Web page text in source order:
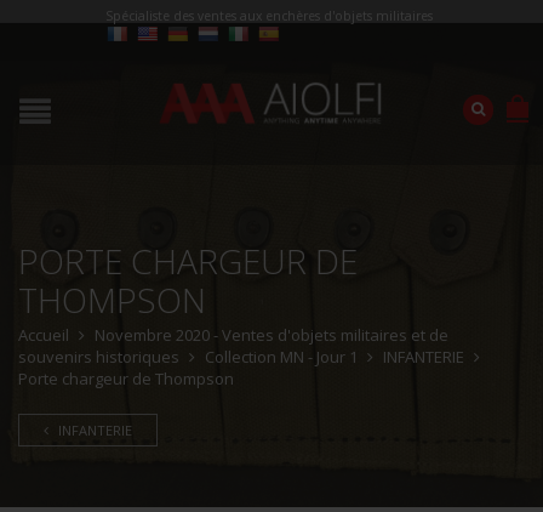
Spécialiste des ventes aux enchères d'objets militaires
PORTE CHARGEUR DE
THOMPSON
Accueil
Novembre 2020 - Ventes d'objets militaires et de
souvenirs historiques
Collection MN - Jour 1
INFANTERIE
Porte chargeur de Thompson
INFANTERIE